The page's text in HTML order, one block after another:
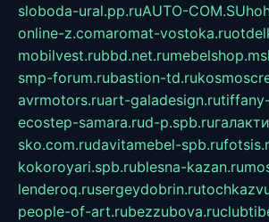
sloboda-ural.pp.ruAUTO-COM.SU
online-z.comaromat-vostoka.ru
mobilvest.rubbd.net.ru
smp-forum.rubastion-td.ru
avrmotors.ruart-galadesign.ru
ecostep-samara.rud-p.spb.ru
sko.com.rudavitamebel-spb.ru
kokoroyari.spb.rublesna-kazan.ru
lenderoq.rusergeydobrin.ru
people-of-art.rubezzubova.ru